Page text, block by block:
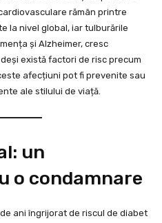
rămân printre
la nivel global, iar tulburările
și Alzheimer, cresc
există factori de risc precum
afecțiuni pot fi prevenite sau
ale stilului de viață.
un
o condamnare
ani îngrijorat de riscul de diabet